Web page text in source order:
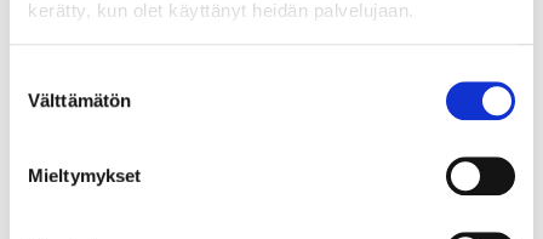
kerätty, kun olet käyttänyt heidän palvelujaan.
valinta
Välttämätön
Mieltymykset
M4 vedinruuvin kierteelle.